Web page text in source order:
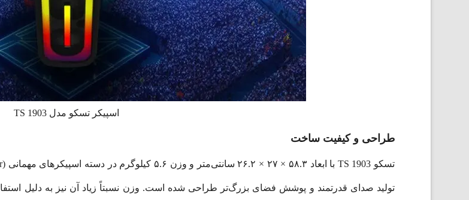
اسپیکر تسکو مدل TS 1903
طراحی و کیفیت ساخت
تولید صدای قدرتمند و پوشش فضای بزرگ‌تر طراحی شده است. وزن نسبتاً زیاد آن نیز به دلیل